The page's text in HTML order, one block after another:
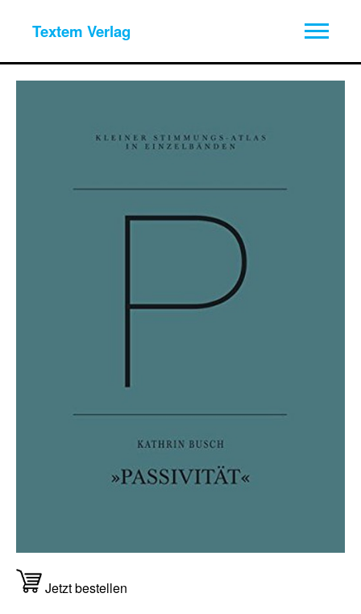
Textem Verlag
Jetzt bestellen